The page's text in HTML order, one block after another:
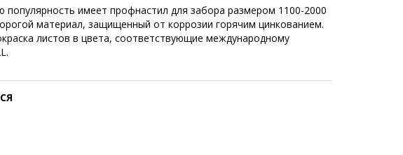
популярность имеет профнастил для забора размером 1100-2000
материал, защищенный от коррозии горячим цинкованием.
листов в цвета, соответствующие международному